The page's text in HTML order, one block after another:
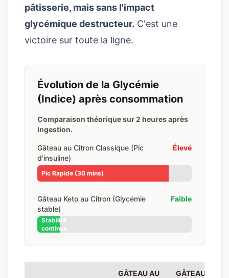
pâtisserie, mais sans l'impact
glycémique destructeur. C'est une
victoire sur toute la ligne.
Évolution de la Glycémie
(Indice) après consommation
Comparaison théorique sur 2 heures après
ingestion.
Gâteau au Citron Classique (Pic
d'insuline)
Élevé
Pic Rapide (30 mins)
Gâteau Keto au Citron (Glycémie
stable)
Faible
Stabilité
continue
GÂTEAU AU
GÂTEAU